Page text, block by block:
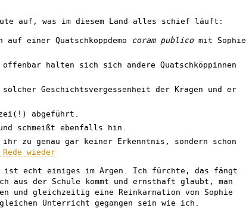
auf, was im diesem Land alles schief läuft:
einer Quatschkoppdemo coram publicomit Sophie
halten sich sich andere Quatschköppinnen
Geschichtsvergessenheit der Kragen und er
abgeführt.
schmeißt ebenfalls hin.
zu genau gar keiner Erkenntnis, sondern schon
wieder
ist echt einiges im Argen. Ich fürchte, das fängt
der Schule kommt und ernsthaft glaubt, man
und gleichzeitig eine Reinkarnation von Sophie
Unterricht gegangen sein wie ich.